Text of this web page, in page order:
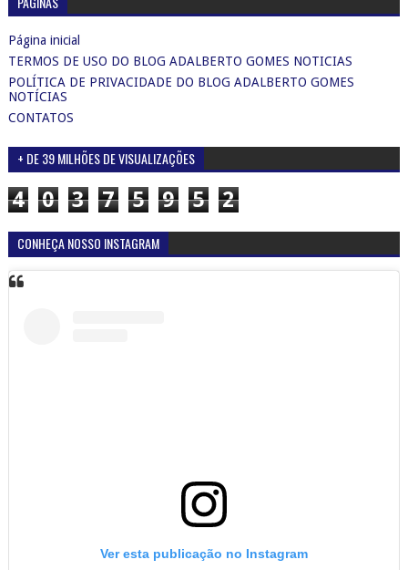
Página inicial
TERMOS DE USO DO BLOG ADALBERTO GOMES NOTICIAS
POLÍTICA DE PRIVACIDADE DO BLOG ADALBERTO GOMES
NOTÍCIAS
CONTATOS
+ DE 39 MILHÕES DE VISUALIZAÇÕES
4 0 3 7 5 9 5 2
CONHEÇA NOSSO INSTAGRAM
Ver esta publicação no Instagram